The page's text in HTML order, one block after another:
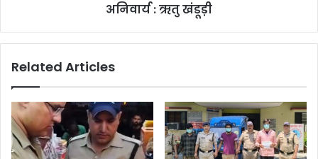
अनिवार्य : ऋतु खंडूड़ी
Related Articles